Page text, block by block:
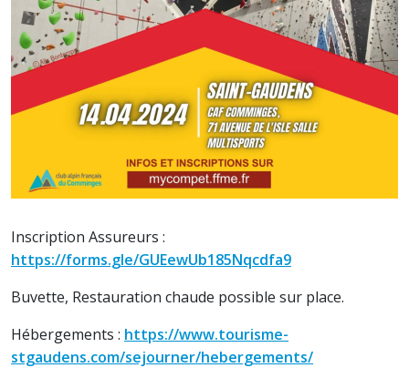
Inscription Assureurs :
https://forms.gle/GUEewUb185Nqcdfa9
Buvette, Restauration chaude possible sur place.
Hébergements : https://www.tourisme-
stgaudens.com/sejourner/hebergements/